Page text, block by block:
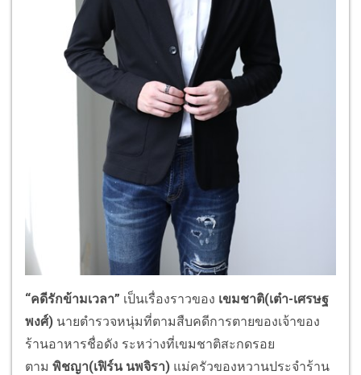
“คดีรักข้ามเวลา” เป็นเรื่องราวของ เขมชาติ(เต๋า-เศรษฐ
พงศ์) นายตำรวจหนุ่มที่ตามสืบคดีการตายของเจ้าของ
ร้านอาหารชื่อดัง ระหว่างที่เขมชาติสะกดรอย
ตาม พิชญา(เฟิร์น นพจิรา) แม่ครัวของหวานประจำร้าน